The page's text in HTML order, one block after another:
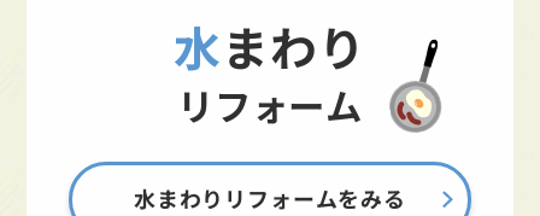
水まわり
リフォーム
水まわりリフォームをみる